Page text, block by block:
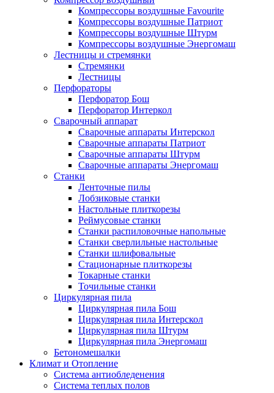
Компрессоры воздушные Favourite
Компрессоры воздушные Патриот
Компрессоры воздушные Штурм
Компрессоры воздушные Энергомаш
Лестницы и стремянки
Стремянки
Лестницы
Перфораторы
Перфоратор Бош
Перфоратор Интеркол
Сварочный аппарат
Сварочные аппараты Интерскол
Сварочные аппараты Патриот
Сварочные аппараты Штурм
Сварочные аппараты Энергомаш
Станки
Ленточные пилы
Лобзиковые станки
Настольные плиткорезы
Реймусовые станки
Станки распиловочные напольные
Станки сверлильные настольные
Станки шлифовальные
Стационарные плиткорезы
Токарные станки
Точильные станки
Циркулярная пила
Циркулярная пила Бош
Циркулярная пила Интерскол
Циркулярная пила Штурм
Циркулярная пила Энергомаш
Бетономешалки
Климат и Отопление
Система антиобледенения
Система теплых полов